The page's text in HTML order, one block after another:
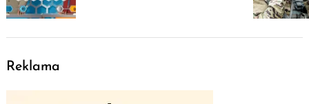
Reklama